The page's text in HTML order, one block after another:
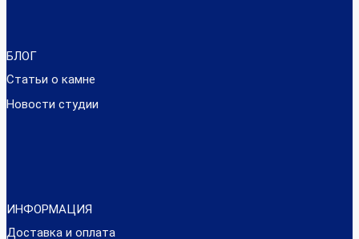
БЛОГ
Статьи о камне
Новости студии
ИНФОРМАЦИЯ
Доставка и оплата